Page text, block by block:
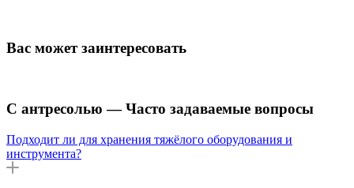
Вас может заинтересовать
С антресолью — Часто задаваемые вопросы
Подходит ли для хранения тяжёлого оборудования и
инструмента?